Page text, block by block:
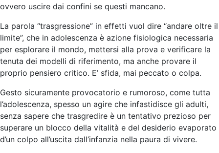
ovvero uscire dai confini se questi mancano.
La parola “trasgressione” in effetti vuol dire “andare oltre il
limite”, che in adolescenza è azione fisiologica necessaria
per esplorare il mondo, mettersi alla prova e verificare la
tenuta dei modelli di riferimento, ma anche provare il
proprio pensiero critico. E’ sfida, mai peccato o colpa.
Gesto sicuramente provocatorio e rumoroso, come tutta
l’adolescenza, spesso un agire che infastidisce gli adulti,
senza sapere che trasgredire è un tentativo prezioso per
superare un blocco della vitalità e del desiderio evaporato
d’un colpo all’uscita dall’infanzia nella paura di vivere.